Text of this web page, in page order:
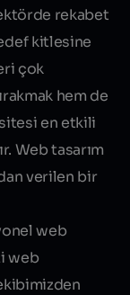
rekabet
kitlesine
çok
hem de
en etkili
Web tasarım
verilen bir
web
web